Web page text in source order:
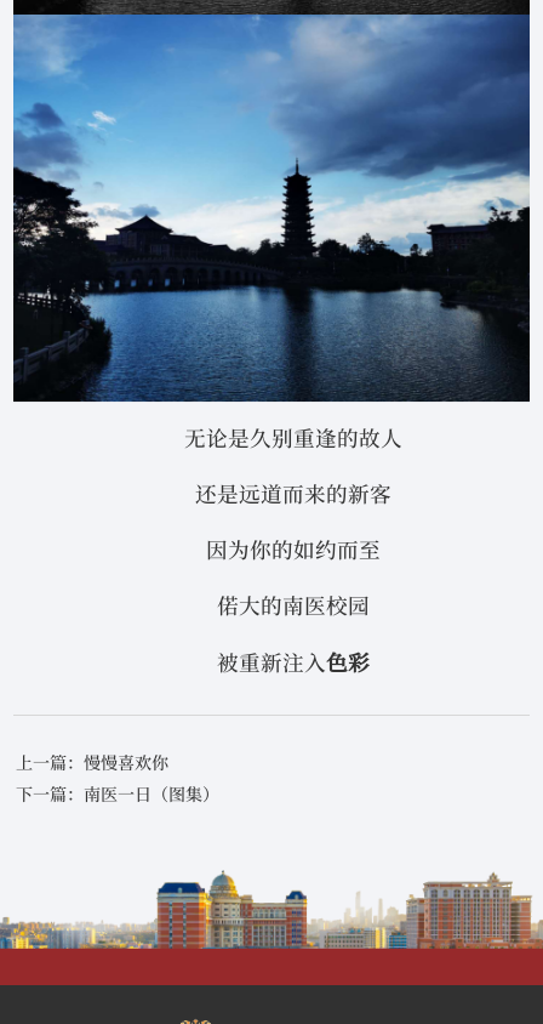
无论是久别重逢的故人
还是远道而来的新客
因为你的如约而至
偌大的南医校园
被重新注入色彩
上一篇：慢慢喜欢你
下一篇：南医一日（图集）